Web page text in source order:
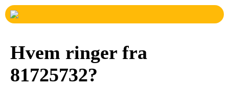
Hvem ringer fra
81725732?